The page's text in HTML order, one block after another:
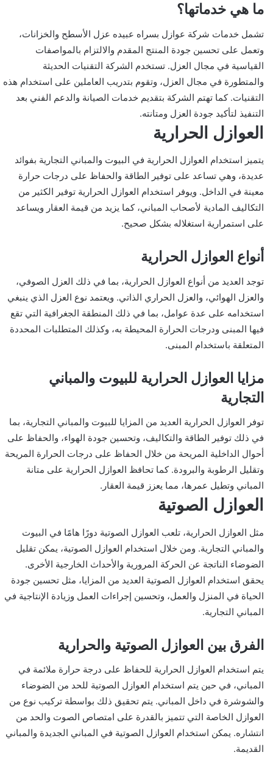
ما هي خدماتها؟
تشمل خدمات شركة عوازل بسراه عبيده عزل الأسطح والخزانات،
وتعمل على تحسين جودة المنتج المقدم والالتزام بالمواصفات
القياسية في مجال العزل. تستخدم الشركة التقنيات الحديثة
والمتطورة في مجال العزل، وتقوم بتدريب العاملين على استخدام هذه
التقنيات. كما تهتم الشركة بتقديم خدمات الصيانة والدعم الفني بعد
التنفيذ لتأكيد جودة العزل ومتانته.
العوازل الحرارية
يتميز استخدام العوازل الحرارية في البيوت والمباني التجارية بفوائد
عديدة، وهي تساعد على توفير الطاقة والحفاظ على درجات حرارة
معينة في الداخل. ويوفر استخدام العوازل الحرارية توفير الكثير من
التكاليف المادية لأصحاب المباني، كما يزيد من قيمة العقار ويساعد
على استمرارية استغلاله بشكل صحيح.
أنواع العوازل الحرارية
توجد العديد من أنواع العوازل الحرارية، بما في ذلك العزل الصوفي،
والعزل الهوائي، والعزل الحراري الذاتي. ويعتمد نوع العزل الذي ينبغي
استخدامه على عدة عوامل، بما في ذلك المنطقة الجغرافية التي تقع
فيها المبنى ودرجات الحرارة المحيطة به، وكذلك المتطلبات المحددة
المتعلقة باستخدام المبنى.
مزايا العوازل الحرارية للبيوت والمباني
التجارية
توفر العوازل الحرارية العديد من المزايا للبيوت والمباني التجارية، بما
في ذلك توفير الطاقة والتكاليف، وتحسين جودة الهواء، والحفاظ على
أحوال الداخلية المريحة من خلال الحفاظ على درجات الحرارة المريحة
وتقليل الرطوبة والبرودة. كما تحافظ العوازل الحرارية على متانة
المباني وتطيل عمرها، مما يعزز قيمة العقار.
العوازل الصوتية
مثل العوازل الحرارية، تلعب العوازل الصوتية دورًا هامًا في البيوت
والمباني التجارية. ومن خلال استخدام العوازل الصوتية، يمكن تقليل
الضوضاء الناتجة عن الحركة المرورية والأحداث الخارجية الأخرى.
يحقق استخدام العوازل الصوتية العديد من المزايا، مثل تحسين جودة
الحياة في المنزل والعمل، وتحسين إجراءات العمل وزيادة الإنتاجية في
المباني التجارية.
الفرق بين العوازل الصوتية والحرارية
يتم استخدام العوازل الحرارية للحفاظ على درجة حرارة ملائمة في
المباني، في حين يتم استخدام العوازل الصوتية للحد من الضوضاء
والشوشرة في داخل المباني. يتم تحقيق ذلك بواسطة تركيب نوع من
العوازل الخاصة التي تتميز بالقدرة على امتصاص الصوت والحد من
انتشاره. يمكن استخدام العوازل الصوتية في المباني الجديدة والمباني
القديمة.